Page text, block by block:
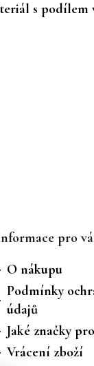
s podílem
pro
O nákupu
Podmínky
údajů
Jaké značky
Vrácení zboží